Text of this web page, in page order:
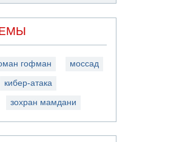
гофман моссад
кибер-атака
зохран мамдани